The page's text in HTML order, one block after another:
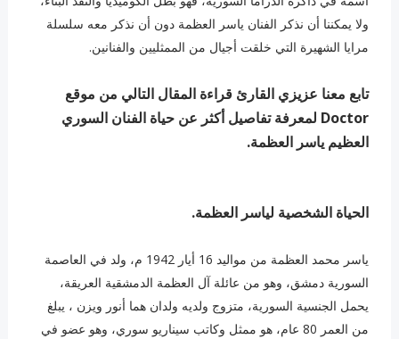
ولا يمكننا أن نذكر الفنان ياسر العظمة دون أن نذكر معه سلسلة
مرايا الشهيرة التي خلقت أجيال من الممثليين والفنانين.
تابع معنا عزيزي القارئ قراءة المقال التالي من موقع
Doctor لمعرفة تفاصيل أكثر عن حياة الفنان السوري
العظيم ياسر العظمة.
الحياة الشخصية لياسر العظمة.
ياسر محمد العظمة من مواليد 16 أيار 1942 م، ولد في العاصمة
السورية دمشق، وهو من عائلة آل العظمة الدمشقية العريقة،
يحمل الجنسية السورية، متزوج ولديه ولدان هما أنور ويزن ، يبلغ
من العمر 80 عام، هو ممثل وكاتب سيناريو سوري، وهو عضو في